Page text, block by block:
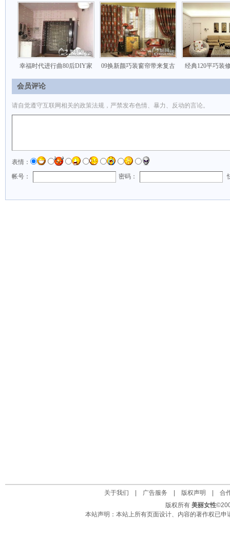
幸福时代进行曲80后DIY家 09换新颜巧装窗帘带来复古 经典120平巧装
会员评论
请自觉遵守互联网相关的政策法规，严禁发布色情、暴力、反动的言论。
表情：
帐号：
密码：
关于我们 广告服务 版权声明
合
版权所有 美丽女性
本站声明：本站上所有页面设计、内容的著作权已